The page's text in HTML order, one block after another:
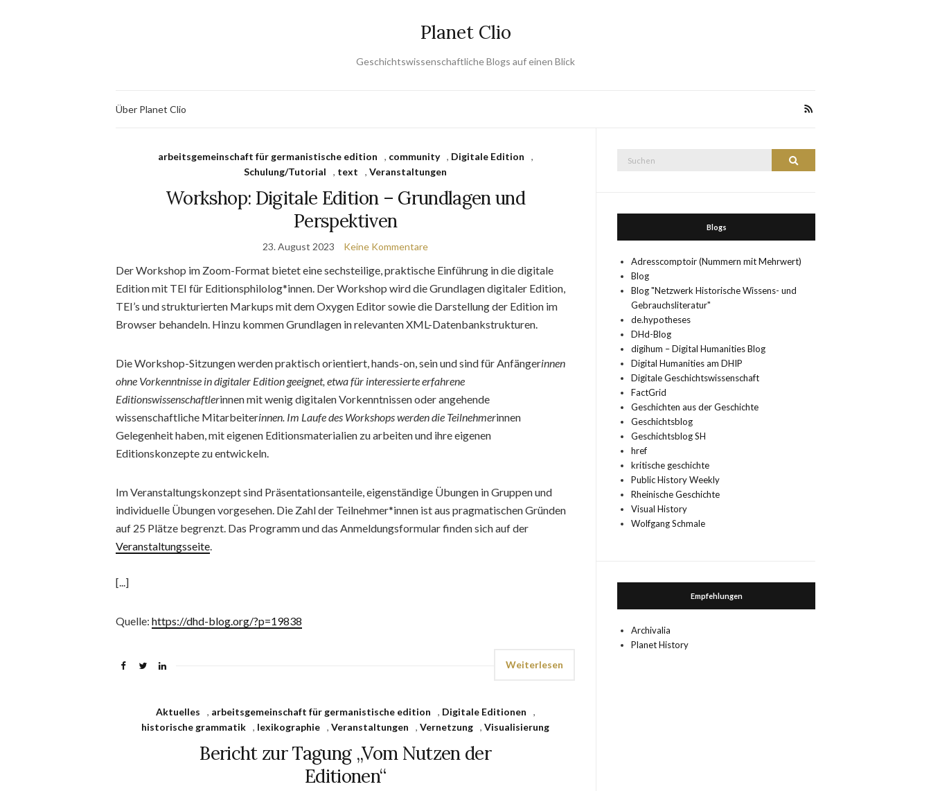
Planet Clio
Geschichtswissenschaftliche Blogs auf einen Blick
Über Planet Clio
arbeitsgemeinschaft für germanistische edition , community , Digitale Edition
,
Schulung/Tutorial
, text ,Veranstaltungen
Workshop: Digitale Edition – Grundlagen und
Perspektiven
23. August 2023 Keine Kommentare
Der Workshop im Zoom-Format bietet eine sechsteilige, praktische Einführung in die digitale
Edition mit TEI für Editionsphilolog*innen. Der Workshop wird die Grundlagen digitaler Edition,
TEI’s und strukturierten Markups mit dem Oxygen Editor sowie die Darstellung der Edition im
Browser behandeln. Hinzu kommen Grundlagen in relevanten XML-Datenbankstrukturen.
Die Workshop-Sitzungen werden praktisch orientiert, hands-on, sein und sind für Anfängerinnen
ohne Vorkenntnisse in digitaler Edition geeignet, etwa für interessierte erfahrene
Editionswissenschaftlerinnen mit wenig digitalen Vorkenntnissen oder angehende
wissenschaftliche Mitarbeiterinnen. Im Laufe des Workshops werden die Teilnehmerinnen
Gelegenheit haben, mit eigenen Editionsmaterialien zu arbeiten und ihre eigenen
Editionskonzepte zu entwickeln.
Im Veranstaltungskonzept sind Präsentationsanteile, eigenständige Übungen in Gruppen und
individuelle Übungen vorgesehen. Die Zahl der Teilnehmer*innen ist aus pragmatischen Gründen
auf 25 Plätze begrenzt. Das Programm und das Anmeldungsformular finden sich auf der
Veranstaltungsseite.
[...]
Quelle: https://dhd-blog.org/?p=19838
Weiterlesen
Aktuelles , arbeitsgemeinschaft für germanistische edition , Digitale Editionen
,
historische grammatik , lexikographie ,Veranstaltungen ,Vernetzung ,Visualisierung
Bericht zur Tagung „Vom Nutzen der
Editionen“
Suchen
Blogs
Adresscomptoir (Nummern mit Mehrwert)
Blog
Blog "Netzwerk Historische Wissens- und
Gebrauchsliteratur"
de.hypotheses
DHd-Blog
digihum – Digital Humanities Blog
Digital Humanities am DHIP
Digitale Geschichtswissenschaft
FactGrid
Geschichten aus der Geschichte
Geschichtsblog
Geschichtsblog SH
href
kritische geschichte
Public History Weekly
Rheinische Geschichte
Visual History
Wolfgang Schmale
Empfehlungen
Archivalia
Planet History